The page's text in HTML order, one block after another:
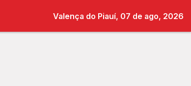
Valença do Piauí, 07 de ago, 2026